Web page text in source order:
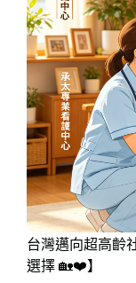
台灣邁向超高齡
選擇 🏡❤️】